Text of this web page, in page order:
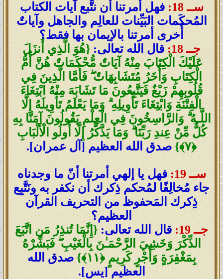
ســ 18:
فهل أمرتنا أن نتَّبع آيات الكتاب
المُحكَمات البَيِّنات للعالِم والجاهل وآياتٌ
أُخرى أمرتنا بالإيمان بها فقط؟
جــ 18:
قال الله تعالى: {هُوَ الَّذِي أَنزَلَ
عَلَيْكَ الْكِتَابَ مِنْهُ آيَاتٌ مُّحْكَمَاتٌ هُنَّ أُمُّ
الْكِتَابِ وَأُخَرُ مُتَشَابِهَاتٌ ۖ فَأَمَّا الَّذِينَ فِي
قُلُوبِهِمْ زَيْغٌ فَيَتَّبِعُونَ مَا تَشَابَهَ مِنْهُ ابْتِغَاءَ
الْفِتْنَةِ وَابْتِغَاءَ تَأْوِيلِهِ ۗ وَمَا يَعْلَمُ تَأْوِيلَهُ إِلَّا
اللَّـهُ ۗ وَالرَّاسِخُونَ فِي الْعِلْمِ يَقُولُونَ آمَنَّا بِهِ
كُلٌّ مِّنْ عِندِ رَبِّنَا ۗ وَمَا يَذَّكَّرُ إِلَّا أُولُو الْأَلْبَابِ
﴿٧﴾}
صدق الله العظيم [آل عمران].
ســ 19:
فهل يا إلهي أمرتنا أنّ ما وجدناه
جاء مُخالِفًا لمُحكم ذِكرك أن نكفر به ونَتَّبِع
ذِكرك المَحفوظ من التحريف القرآن
العظيم؟
جــ 19:
قال الله تعالى: {إِنَّمَا تُنذِرُ مَنِ اتَّبَعَ
الذِّكْرَ وَخَشِيَ الرَّحْمَـٰنَ بِالْغَيْبِ ۖ فَبَشِّرْهُ
بِمَغْفِرَةٍ وَأَجْرٍ كَرِيمٍ ﴿١١﴾}
صدق الله
العظيم [يس].